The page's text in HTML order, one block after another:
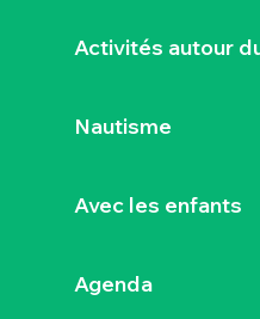
Activités autour
Nautisme
Avec les enfants
Agenda